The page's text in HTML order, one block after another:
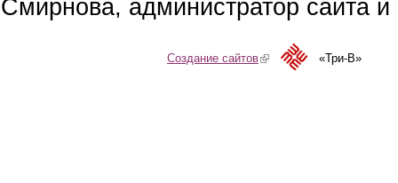
Смирнова, администратор сайта
Создание сайтов(link is external)«Три-В»